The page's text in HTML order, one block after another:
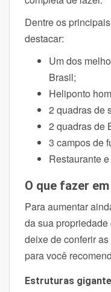
Dentre os
destacar:
Um dos
Brasil;
Heliponto
2 quadras de
2 quadras de
3 campos de
Restaurante
O que fazer
Para aumentar
da sua propriedade
deixe de conferir
para você
Estruturas